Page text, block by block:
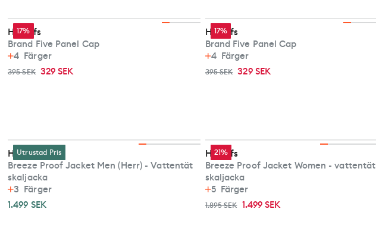
17%
Haglöfs
Brand Five Panel Cap
4 Färger
395 SEK 329 SEK
17%
Haglöfs
Brand Five Panel Cap
4 Färger
395 SEK 329 SEK
Utrustad Pris
Haglöfs
Breeze Proof Jacket Men (Herr) - Vattentät
skaljacka
3 Färger
1.499 SEK
21%
Haglöfs
Breeze Proof Jacket Women - vattentät
skaljacka
5 Färger
1.895 SEK 1.499 SEK